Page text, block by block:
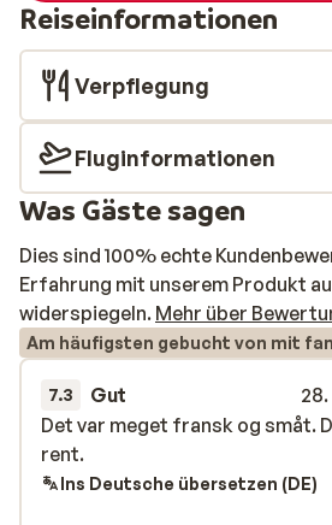
Reiseinformationen
Verpflegung
Fluginformationen
Was Gäste sagen
Dies sind 100% echte
Erfahrung mit unserem Produkt
widerspiegeln. Mehr über
Am häufigsten gebucht von mit
7.3 Gut
Det var meget fransk og småt.
rent.
Det var meget fransk og småt.
rent.
Ins Deutsche übersetzen (DE)